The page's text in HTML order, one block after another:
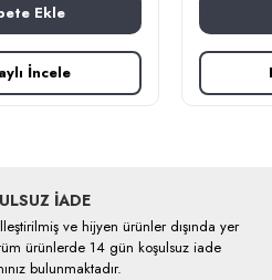
Ekle
İncele
İADE
ve hijyen ürünler dışında yer
ürünlerde 14 gün koşulsuz iade
bulunmaktadır.